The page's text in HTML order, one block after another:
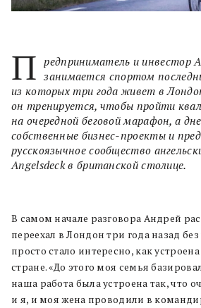
П редприниматель и инвестор
занимается спортом
из которых три года живет в
он тренируется, чтобы пройти
на очередной беговой марафон, а
собственные бизнес-проекты и
русскоязычное сообщество
Angelsdeck в британской столице.
В самом начале разговора Андрей
переехал в Лондон три года назад
просто стало интересно, как
стране. «До этого моя семья
наша работа была устроена так, что
и я, и моя жена проводили в